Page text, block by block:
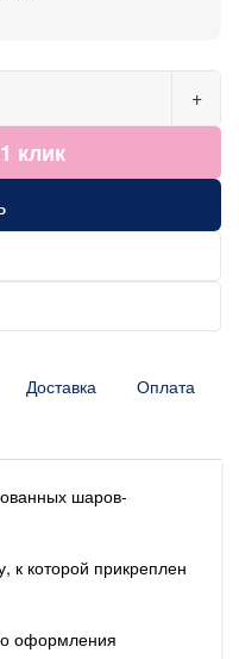
+
клик
Доставка Оплата
шаров-
к которой прикреплен
оформления